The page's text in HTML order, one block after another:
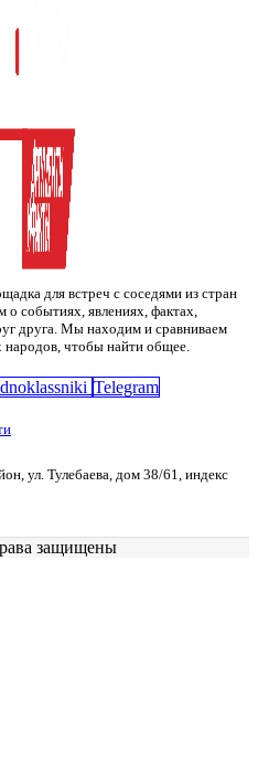
для встреч с соседями из стран
событиях, явлениях, фактах,
друга. Мы находим и сравниваем
народов, чтобы найти общее.
Telegram
ул. Тулебаева, дом 38/61, индекс
защищены